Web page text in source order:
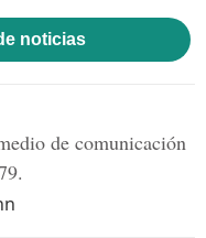
noticias
de comunicación